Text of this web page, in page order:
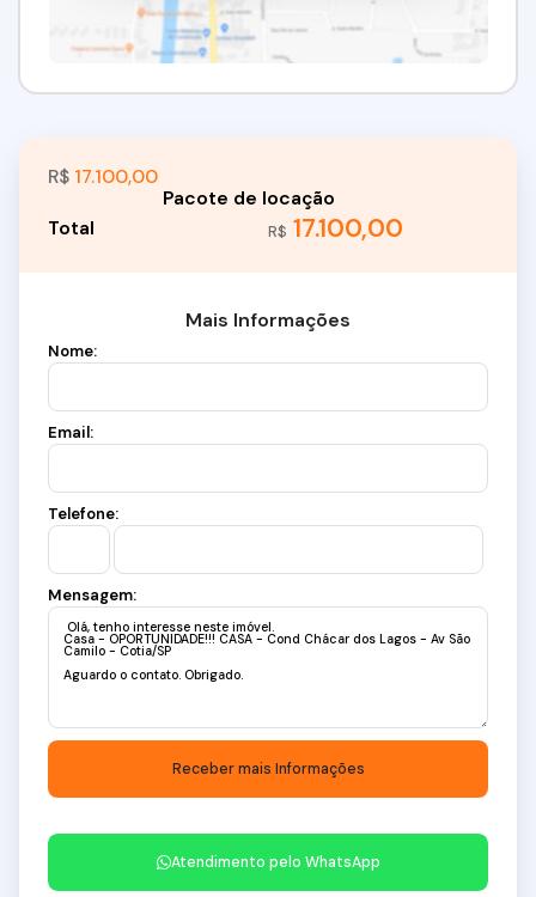
R$ 17.100,00
R$ 17.100,00
Mais Informações
Nome:
Email:
Telefone:
Mensagem:
Atendimento pelo WhatsApp